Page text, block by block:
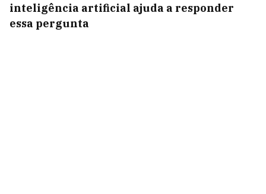
inteligência artificial ajuda a responder
essa pergunta